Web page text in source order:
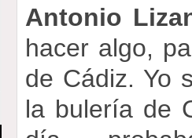
Antonio
hacer algo,
de Cádiz. Yo
la bulería de